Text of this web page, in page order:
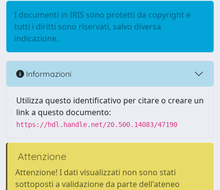
I documenti in IRIS sono protetti da copyright e
tutti i diritti sono riservati, salvo diversa
indicazione.
Informazioni
Utilizza questo identificativo per citare o creare un
link a questo documento:
https://hdl.handle.net/20.500.14083/47190
Attenzione
Attenzione! I dati visualizzati non sono stati
sottoposti a validazione da parte dell'ateneo